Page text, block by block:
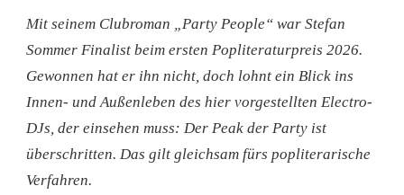
Mit seinem Clubroman „Party People“ war Stefan
Sommer Finalist beim ersten Popliteraturpreis 2026.
Gewonnen hat er ihn nicht, doch lohnt ein Blick ins
Innen- und Außenleben des hier vorgestellten Electro-
DJs, der einsehen muss: Der Peak der Party ist
überschritten. Das gilt gleichsam fürs popliterarische
Verfahren.